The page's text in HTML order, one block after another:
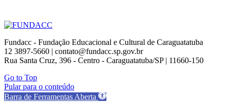
Fundacc - Fundação Educacional e Cultural de Caraguatatuba
12 3897-5660 | contato@fundacc.sp.gov.br
Rua Santa Cruz, 396 - Centro - Caraguatatuba/SP | 11660-150
Go to Top
Pular para o conteúdo
Barra de Ferramentas Aberta